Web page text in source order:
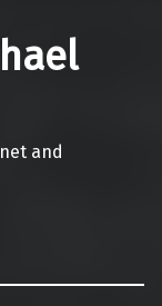
and